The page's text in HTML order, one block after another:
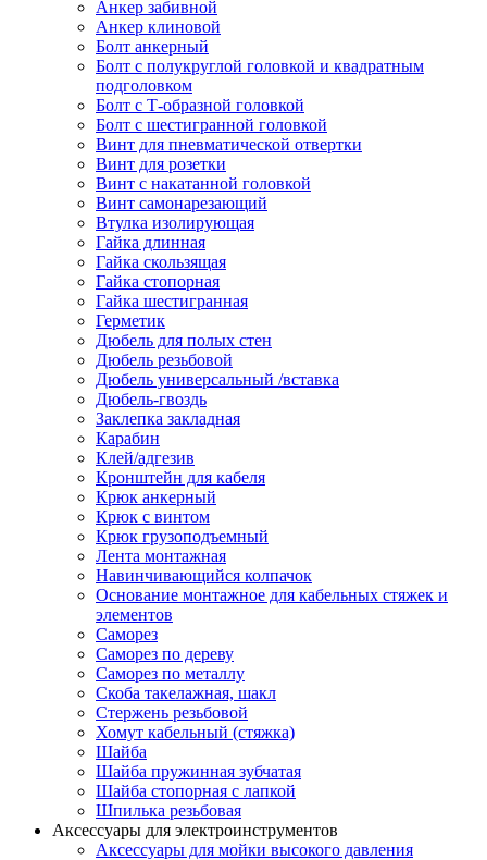
Анкер забивной
Анкер клиновой
Болт анкерный
Болт с полукруглой головкой и квадратным
подголовком
Болт с Т-образной головкой
Болт с шестигранной головкой
Винт для пневматической отвертки
Винт для розетки
Винт с накатанной головкой
Винт самонарезающий
Втулка изолирующая
Гайка длинная
Гайка скользящая
Гайка стопорная
Гайка шестигранная
Герметик
Дюбель для полых стен
Дюбель резьбовой
Дюбель универсальный /вставка
Дюбель-гвоздь
Заклепка закладная
Карабин
Клей/адгезив
Кронштейн для кабеля
Крюк анкерный
Крюк с винтом
Крюк грузоподъемный
Лента монтажная
Навинчивающийся колпачок
Основание монтажное для кабельных стяжек и
элементов
Саморез
Саморез по дереву
Саморез по металлу
Скоба такелажная, шакл
Стержень резьбовой
Хомут кабельный (стяжка)
Шайба
Шайба пружинная зубчатая
Шайба стопорная с лапкой
Шпилька резьбовая
Аксессуары для электроинструментов
Аксессуары для мойки высокого давления